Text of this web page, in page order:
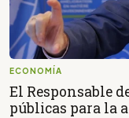
ECONOMÍA
El Responsable
públicas para la